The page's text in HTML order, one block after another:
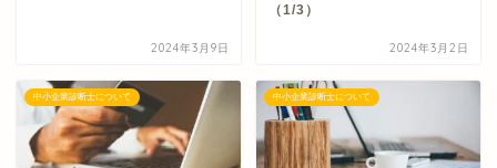
2024年3月9日
（1/3）
2024年3月2日
中小企業診断士について 中小企業診断士について